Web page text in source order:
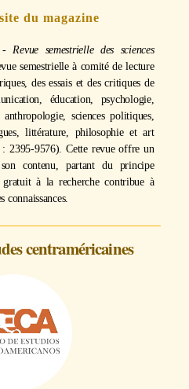
du magazine
Revue semestrielle des sciences
semestrielle à comité de lecture
des essais et des critiques de
éducation, psychologie,
sciences politiques,
littérature, philosophie et art
2395-9576). Cette revue offre un
contenu, partant du principe
à la recherche contribue à
centraméricaines